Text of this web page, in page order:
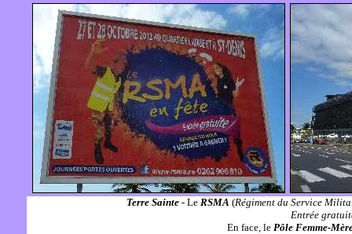
Terre Sainte - Le RSMA (Régiment du Service
Entrée
En face, lePôle Femme-